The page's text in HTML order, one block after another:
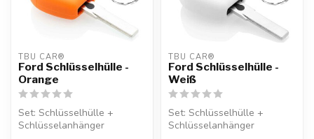
TBU CAR®
Ford Schlüsselhülle -
Orange
Set: Schlüsselhülle +
Schlüsselanhänger
TBU CAR®
Ford Schlüsselhülle -
Weiß
Set: Schlüsselhülle +
Schlüsselanhänger